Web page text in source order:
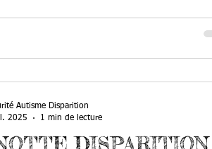
DISPARITION
Autisme Disparition
2025
1 min de lecture